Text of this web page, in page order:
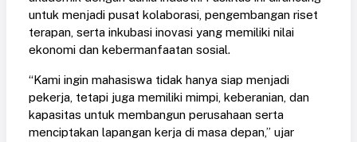
untuk menjadi pusat kolaborasi, pengembangan riset
terapan, serta inkubasi inovasi yang memiliki nilai
ekonomi dan kebermanfaatan sosial.
“Kami ingin mahasiswa tidak hanya siap menjadi
pekerja, tetapi juga memiliki mimpi, keberanian, dan
kapasitas untuk membangun perusahaan serta
menciptakan lapangan kerja di masa depan,” ujar